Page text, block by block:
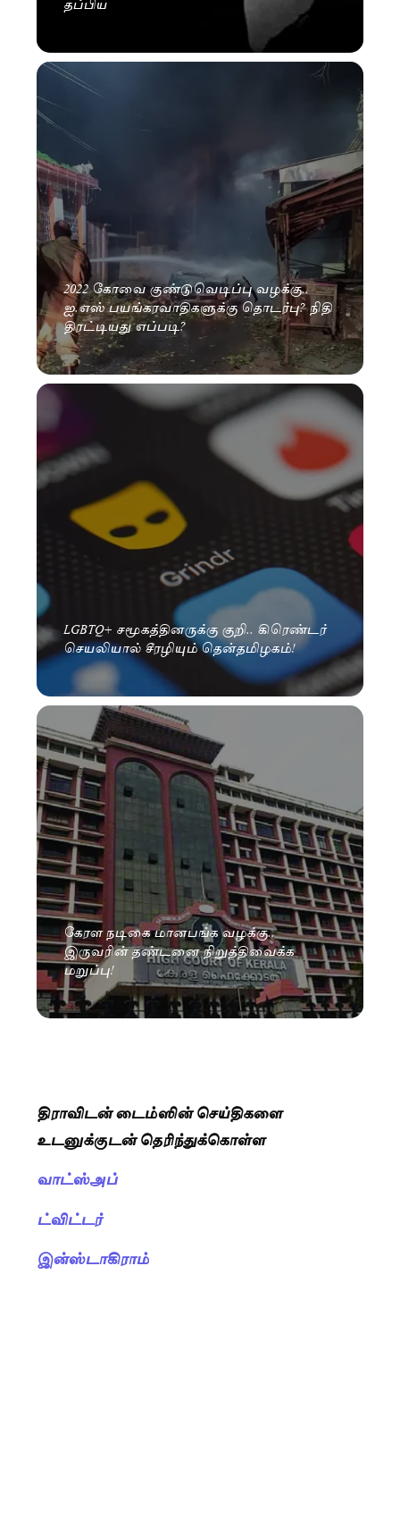
2022 கோவை குண்டுவெடிப்பு வழக்கு..
ஐ.எஸ் பயங்கரவாதிகளுக்கு தொடர்பு? நிதி
திரட்டியது எப்படி?
LGBTQ+ சமூகத்தினருக்கு குறி.. கிரெண்டர்
செயலியால் சீரழியும் தென்தமிழகம்!
கேரள நடிகை மானபங்க வழக்கு..
இருவரின் தண்டனை நிறுத்திவைக்க
மறுப்பு!
திராவிடன் டைம்ஸின் செய்திகளை
உடனுக்குடன் தெரிந்துக்கொள்ள
வாட்ஸ்அப்
ட்விட்டர்
இன்ஸ்டாகிராம்